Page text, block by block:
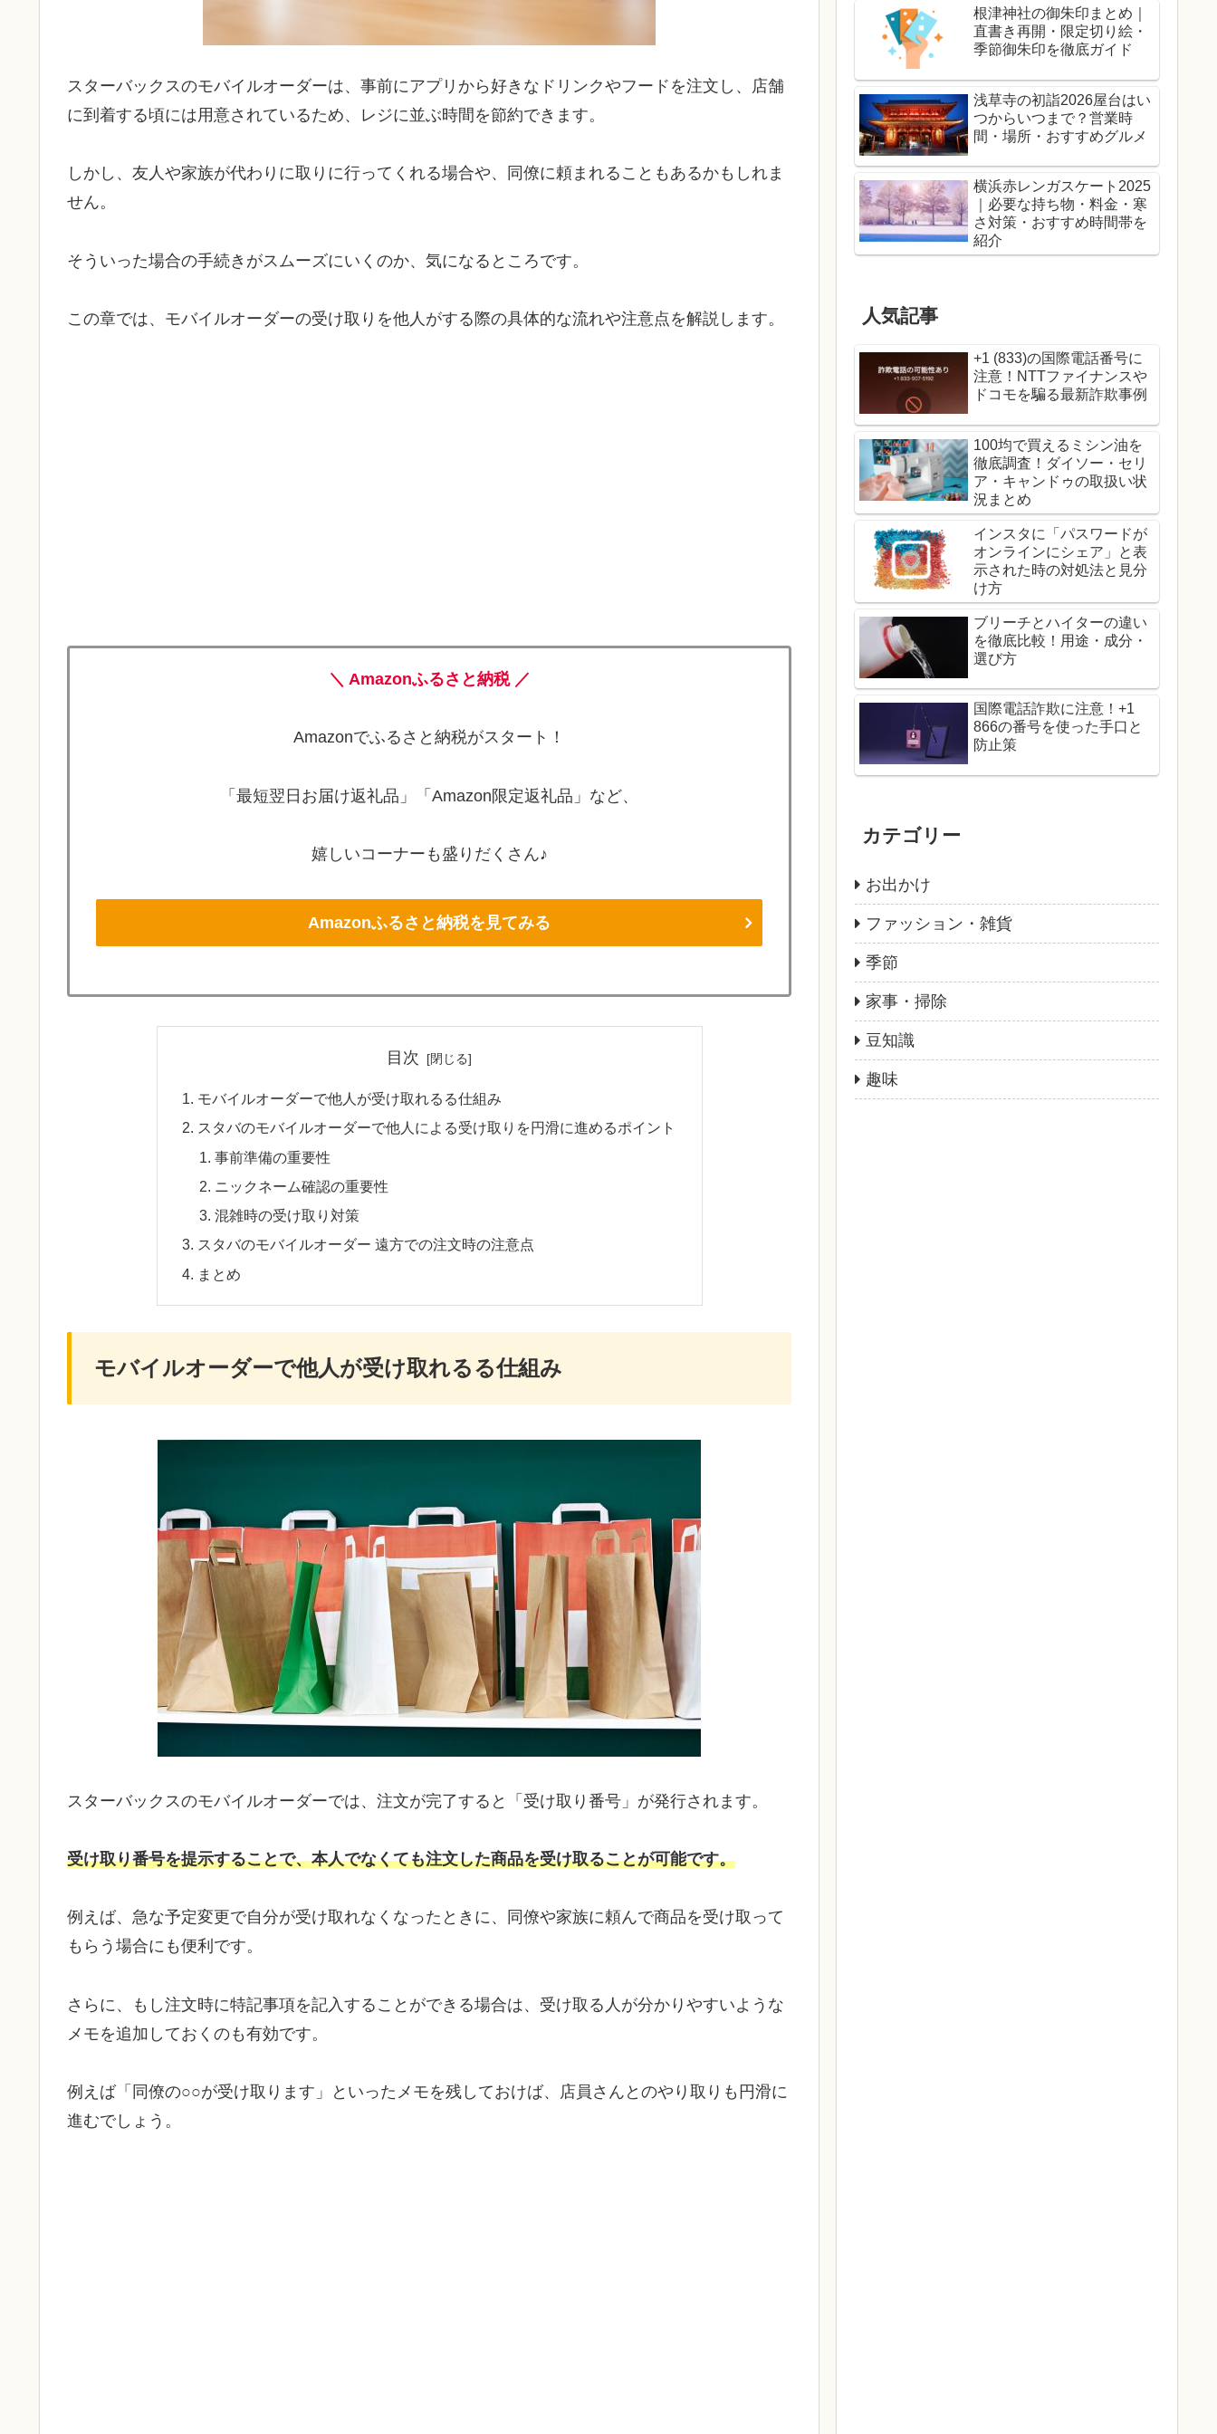
スターバックスのモバイルオーダーは、事前にアプリから好きなドリンクやフードを注文し、店舗
に到着する頃には用意されているため、レジに並ぶ時間を節約できます。
しかし、友人や家族が代わりに取りに行ってくれる場合や、同僚に頼まれることもあるかもしれま
せん。
そういった場合の手続きがスムーズにいくのか、気になるところです。
この章では、モバイルオーダーの受け取りを他人がする際の具体的な流れや注意点を解説します。
＼ Amazonふるさと納税 ／
Amazonでふるさと納税がスタート！
「最短翌日お届け返礼品」「Amazon限定返礼品」など、
嬉しいコーナーも盛りだくさん♪
Amazonふるさと納税を見てみる
目次
モバイルオーダーで他人が受け取れるる仕組み
スタバのモバイルオーダーで他人による受け取りを円滑に進めるポイント
事前準備の重要性
ニックネーム確認の重要性
混雑時の受け取り対策
スタバのモバイルオーダー 遠方での注文時の注意点
まとめ
モバイルオーダーで他人が受け取れるる仕組み
スターバックスのモバイルオーダーでは、注文が完了すると「受け取り番号」が発行されます。
受け取り番号を提示することで、本人でなくても注文した商品を受け取ることが可能です。
例えば、急な予定変更で自分が受け取れなくなったときに、同僚や家族に頼んで商品を受け取って
もらう場合にも便利です。
さらに、もし注文時に特記事項を記入することができる場合は、受け取る人が分かりやすいような
メモを追加しておくのも有効です。
例えば「同僚の○○が受け取ります」といったメモを残しておけば、店員さんとのやり取りも円滑に
進むでしょう。
根津神社の御朱印まとめ｜
直書き再開・限定切り絵・
季節御朱印を徹底ガイド
浅草寺の初詣2026屋台はい
つからいつまで？営業時
間・場所・おすすめグルメ
横浜赤レンガスケート2025
｜必要な持ち物・料金・寒
さ対策・おすすめ時間帯を
紹介
人気記事
+1 (833)の国際電話番号に
注意！NTTファイナンスや
ドコモを騙る最新詐欺事例
100均で買えるミシン油を
徹底調査！ダイソー・セリ
ア・キャンドゥの取扱い状
況まとめ
インスタに「パスワードが
オンラインにシェア」と表
示された時の対処法と見分
け方
ブリーチとハイターの違い
を徹底比較！用途・成分・
選び方
国際電話詐欺に注意！+1
866の番号を使った手口と
防止策
カテゴリー
お出かけ
ファッション・雑貨
季節
家事・掃除
豆知識
趣味